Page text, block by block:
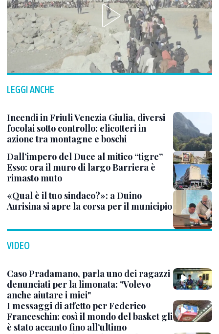
LEGGI ANCHE
Incendi in Friuli Venezia Giulia, diversi
focolai sotto controllo: elicotteri in
azione tra montagne e boschi
Dall’impero del Duce al mitico “tigre”
Esso: ora il muro di largo Barriera è
rimasto muto
«Qual è il tuo sindaco?»: a Duino
Aurisina si apre la corsa per il municipio
VIDEO
Caso Pradamano, parla uno dei ragazzi
denunciati per la limonata: "Volevo
anche aiutare i miei"
I messaggi di affetto per Federico
Franceschin: così il mondo del basket gli
è stato accanto fino all’ultimo